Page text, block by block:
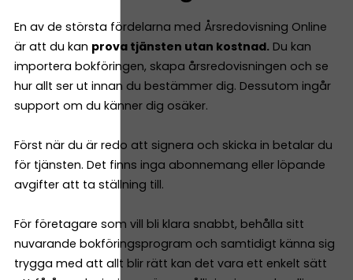
En av de största fördelarna med Årsredovisning Online
är att du kan prova tjänsten utan kostnad. Du kan
importera bokföringen, skapa årsredovisningen och se
hur allt ser ut innan du bestämmer dig. Dessutom ingår
support om du känner dig osäker.
Först när du är redo att signera och skicka in betalar du
för tjänsten. Det finns inga abonnemang eller löpande
avgifter att ta ställning till.
För företagare som vill bli klara snabbt, behålla sitt
nuvarande bokföringsprogram och samtidigt känna sig
trygga med att allt blir rätt kan det vara ett enkelt sätt